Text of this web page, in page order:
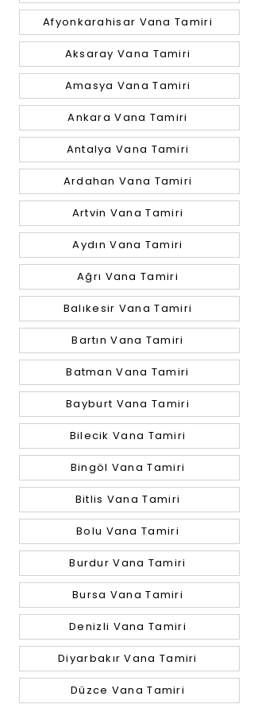
Afyonkarahisar Vana Tamiri
Aksaray Vana Tamiri
Amasya Vana Tamiri
Ankara Vana Tamiri
Antalya Vana Tamiri
Ardahan Vana Tamiri
Artvin Vana Tamiri
Aydın Vana Tamiri
Ağrı Vana Tamiri
Balıkesir Vana Tamiri
Bartın Vana Tamiri
Batman Vana Tamiri
Bayburt Vana Tamiri
Bilecik Vana Tamiri
Bingöl Vana Tamiri
Bitlis Vana Tamiri
Bolu Vana Tamiri
Burdur Vana Tamiri
Bursa Vana Tamiri
Denizli Vana Tamiri
Diyarbakır Vana Tamiri
Düzce Vana Tamiri